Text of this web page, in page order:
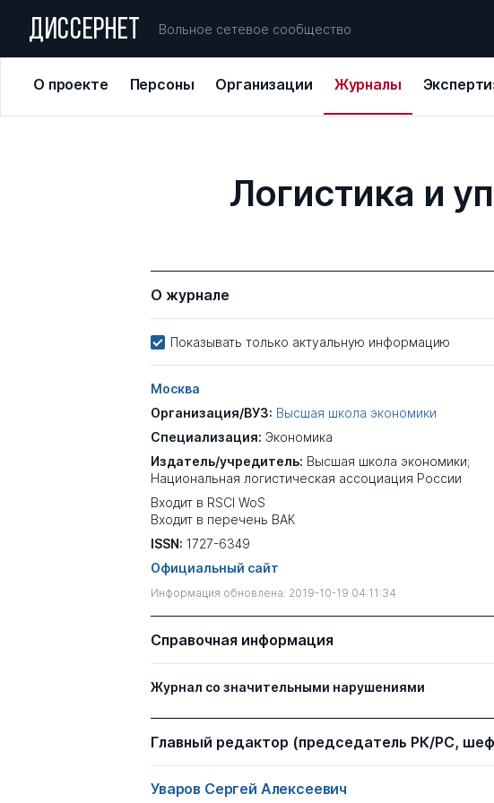
ДИССЕРНЕТ Вольное сетевое сообщество
О проекте Персоны Организации Журналы
Логистика и
О журнале
Показывать только актуальную информацию
Москва
Организация/ВУЗ: Высшая школа экономики
Специализация: Экономика
Издатель/учредитель: Высшая школа экономики;
Национальная логистическая ассоциация России
Входит в RSCI WoS
Входит в перечень ВАК
ISSN: 1727-6349
Официальный сайт
Информация обновлена: 2019-10-19 04:11:34
Справочная информация
Журнал со значительными нарушениями
Главный редактор (председатель РК/РС,
Уваров Сергей Алексеевич